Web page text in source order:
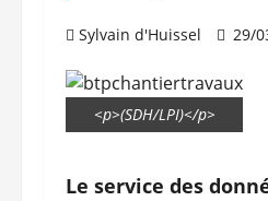
Sylvain d'Huissel 29/
<p>(SDH/LPI)</p>
Le service des